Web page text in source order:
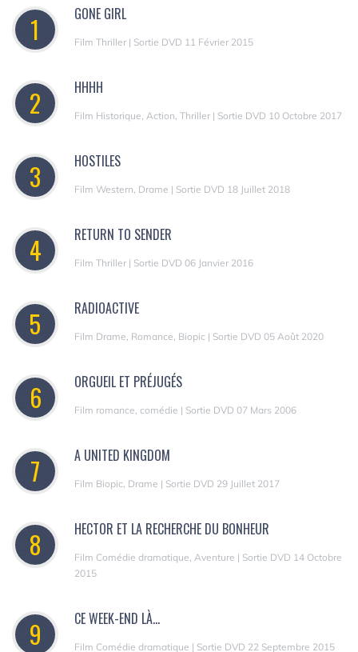
1 GONE GIRL
Film Thriller | Sortie DVD 11 Février 2015
2 HHHH
Film Historique, Action, Thriller | Sortie DVD 10 Octobre 2017
3 HOSTILES
Film Western, Drame | Sortie DVD 18 Juillet 2018
4 RETURN TO SENDER
Film Thriller | Sortie DVD 06 Janvier 2016
5 RADIOACTIVE
Film Drame, Romance, Biopic | Sortie DVD 05 Août 2020
6 ORGUEIL ET PRÉJUGÉS
Film romance, comédie | Sortie DVD 07 Mars 2006
7 A UNITED KINGDOM
Film Biopic, Drame | Sortie DVD 29 Juillet 2017
8 HECTOR ET LA RECHERCHE DU BONHEUR
Film Comédie dramatique, Aventure | Sortie DVD 14 Octobre
2015
9 CE WEEK-END LÀ...
Film Comédie dramatique | Sortie DVD 22 Septembre 2015